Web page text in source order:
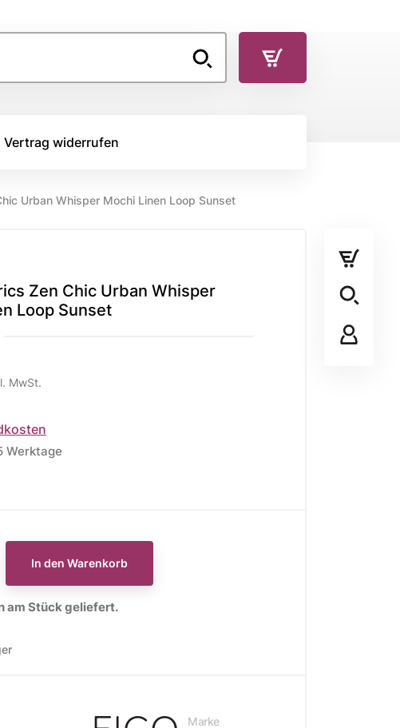
Stoffe
STOFFPANEL
Pine
Eve
Vertrag widerrufen
Urban Whisper Mochi Linen Loop Sunset
Zen Chic Urban Whisper
Loop Sunset
MwSt.
Werktage
In den Warenkorb
am Stück geliefert.
Marke